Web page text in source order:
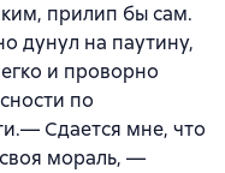
прилип бы сам.
дунул на паутину,
и проворно
по
Сдается мне, что
мораль, —